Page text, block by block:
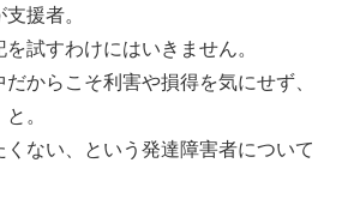
援者。
試すわけにはいきません。
からこそ利害や損得を気にせず、
。
ない、という発達障害者について